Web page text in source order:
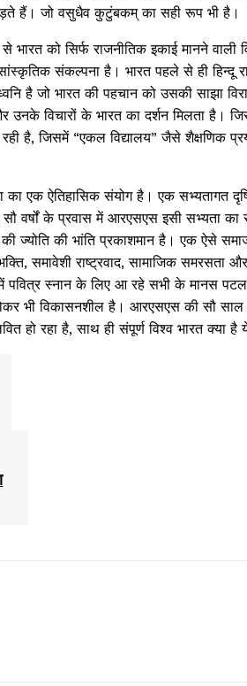
हैं। जो वसुधैव कुटुंबकम् का सही रूप भी है।
को सिर्फ राजनीतिक इकाई मानने वाली
संकल्पना है। भारत पहले से ही
है जो भारत की पहचान को उसकी साझा
उनके विचारों के भारत का दर्शन मिलता है।
है, जिसमें “एकल विद्यालय” जैसे शैक्षणिक
एक ऐतिहासिक संयोग है। एक सभ्यतागत
वर्षों के प्रवास में आरएसएस इसी सभ्यता
की भांति प्रकाशमान है। एक ऐसे
राष्ट्रवाद, सामाजिक समरसता और
पवित्र स्नान के लिए आ रहे सभी के मानस
भी विकासनशील है। आरएसएस की सौ
हो रहा है, साथ ही संपूर्ण विश्व भारत क्या है